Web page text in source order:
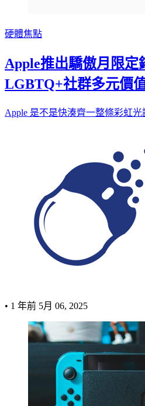
硬體焦點
Apple推出驕傲月限定
LGBTQ+社群多元價
Apple 是不是快湊齊一整條彩虹光
• 1 年前 5月 06, 2025